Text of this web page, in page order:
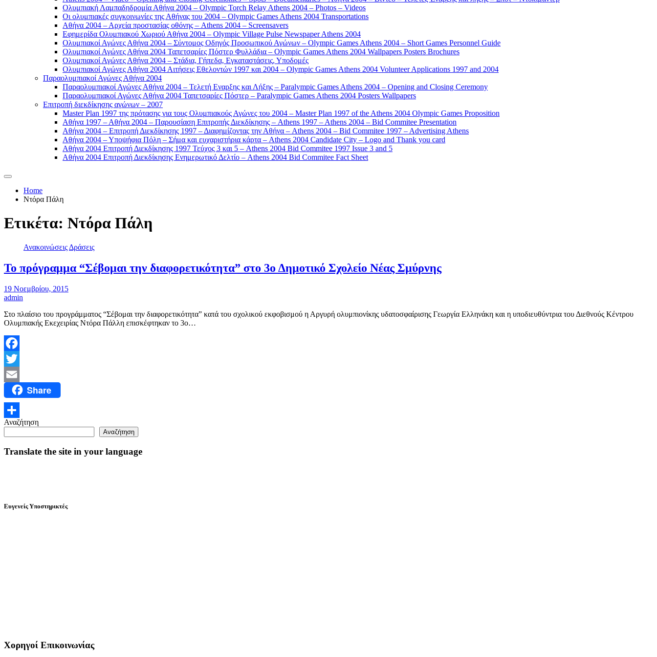
Ολυμπιακή Λαμπαδηδρομία Αθήνα 2004 – Olympic Torch Relay Athens 2004 – Photos – Videos
Οι ολυμπιακές συγκοινωνίες της Αθήνας του 2004 – Olympic Games Athens 2004 Transportations
Αθήνα 2004 – Αρχεία προστασίας οθόνης – Athens 2004 – Screensavers
Εφημερίδα Ολυμπιακού Χωριού Αθήνα 2004 – Olympic Village Pulse Newspaper Athens 2004
Ολυμπιακοί Αγώνες Αθήνα 2004 – Σύντομος Οδηγός Προσωπικού Αγώνων – Olympic Games Athens 2004 – Short Games Personnel Guide
Ολυμπιακοί Αγώνες Αθήνα 2004 Ταπετσαρίες Πόστερ Φυλλάδια – Olympic Games Athens 2004 Wallpapers Posters Brochures
Ολυμπιακοί Αγώνες Αθήνα 2004 – Στάδια, Γήπεδα, Εγκαταστάσεις, Υποδομές
Ολυμπιακοί Αγώνες Αθήνα 2004 Αιτήσεις Εθελοντών 1997 και 2004 – Olympic Games Athens 2004 Volunteer Applications 1997 and 2004
Παραολυμπιακοί Αγώνες Αθήνα 2004
Παραολυμπιακοί Αγώνες Αθήνα 2004 – Τελετή Εναρξης και Λήξης – Paralympic Games Athens 2004 – Opening and Closing Ceremony
Παραολυμπιακοί Αγώνες Αθήνα 2004 Ταπετσαρίες Πόστερ – Paralympic Games Athens 2004 Posters Wallpapers
Επιτροπή διεκδίκησης αγώνων – 2007
Master Plan 1997 της πρότασης για τους Ολυμπιακούς Αγώνες του 2004 – Master Plan 1997 of the Athens 2004 Olympic Games Proposition
Αθήνα 1997 – Αθήνα 2004 – Παρουσίαση Επιτροπής Διεκδίκησης – Athens 1997 – Athens 2004 – Bid Commitee Presentation
Αθήνα 2004 – Επιτροπή Διεκδίκησης 1997 – Διαφημίζοντας την Αθήνα – Athens 2004 – Bid Commitee 1997 – Advertising Athens
Αθήνα 2004 – Υποψήφια Πόλη – Σήμα και ευχαριστήρια κάρτα – Athens 2004 Candidate City – Logo and Thank you card
Αθήνα 2004 Επιτροπή Διεκδίκησης 1997 Τεύχος 3 και 5 – Athens 2004 Bid Commitee 1997 Issue 3 and 5
Αθήνα 2004 Επιτροπή Διεκδίκησης Ενημερωτικό Δελτίο – Athens 2004 Bid Commitee Fact Sheet
Home
Ντόρα Πάλη
Ετικέτα: Ντόρα Πάλη
Ανακοινώσεις Δράσεις
Το πρόγραμμα “Σέβομαι την διαφορετικότητα” στο 3ο Δημοτικό Σχολείο Νέας Σμύρνης
19 Νοεμβρίου, 2015
admin
Στο πλαίσιο του προγράμματος “Σέβομαι την διαφορετικότητα” κατά του σχολικού εκφοβισμού η Αργυρή ολυμπιονίκης υδατοσφαίρισης Γεωργία Ελληνάκη και η υποδιευθύντρια του Διεθνούς Κέντρου
Ολυμπιακής Εκεχειρίας Ντόρα Πάλλη επισκέφτηκαν το 3ο…
Facebook
Twitter
Email Share
Μοιραστείτε
Αναζήτηση
Αναζήτηση
Translate the site in your language
Ευγενείς Υποστηρικτές
Χορηγοί Επικοινωνίας